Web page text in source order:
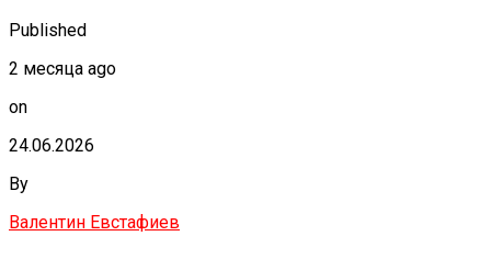
Published
2 месяца ago
on
24.06.2026
By
Валентин Евстафиев